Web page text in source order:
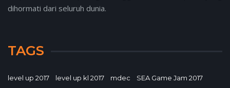
dihormati dari seluruh dunia.
TAGS
level up 2017 level up kl 2017 mdec SEA Game Jam 2017